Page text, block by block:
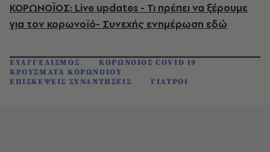
ΚΟΡΩΝΟΪΟΣ: Live updates - Τι πρέπει να ξέρουμε
για τον κορωνοϊό- Συνεχής ενημέρωση εδώ
ΕΥΑΓΓΕΛΙΣΜΟΣ
ΚΟΡΩΝΟΙΟΣ COVID 19
ΚΡΟΥΣΜΑΤΑ ΚΟΡΩΝΟΙΟΥ
ΕΠΙΣΚΕΨΕΙΣ ΣΥΝΑΝΤΗΣΕΙΣ
ΓΙΑΤΡΟΙ